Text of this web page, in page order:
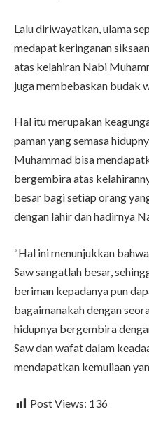
Lalu diriwayatkan, ulama
medapat keringanan
atas kelahiran Nabi
juga membebaskan budak
Hal itu merupakan
paman yang semasa
Muhammad bisa
bergembira atas
besar bagi setiap orang
dengan lahir dan hadirnya
“Hal ini menunjukkan
Saw sangatlah besar,
beriman kepadanya pun
bagaimanakah dengan
hidupnya bergembira
Saw dan wafat dalam
mendapatkan kemuliaan
Post Views: 136